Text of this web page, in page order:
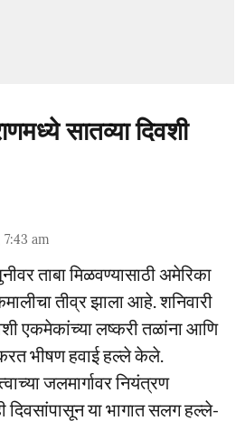
सातव्या दिवशी
7:43 am
ताबा मिळवण्यासाठी अमेरिका
तीव्र झाला आहे. शनिवारी
एकमेकांच्या लष्करी तळांना आणि
भीषण हवाई हल्ले केले.
जलमार्गावर नियंत्रण
दिवसांपासून या भागात सलग हल्ले-